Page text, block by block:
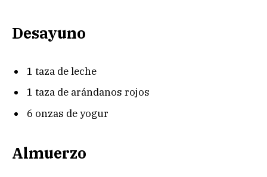
Desayuno
1 taza de leche
1 taza de arándanos rojos
6 onzas de yogur
Almuerzo